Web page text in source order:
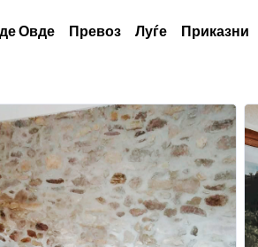
Овде Превоз Луѓе Приказни